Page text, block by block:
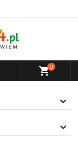
shopping_cart0